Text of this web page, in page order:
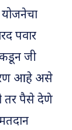
पवार
जी
आहे असे
तर पैसे देणे